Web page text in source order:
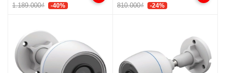
1.189.000₫ -40% 810.000₫ -24%